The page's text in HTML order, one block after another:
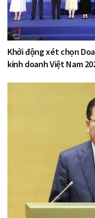
Khởi động xét chọn
kinh doanh Việt Nam